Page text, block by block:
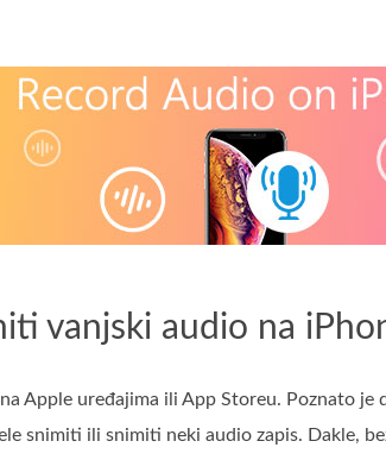
vanjski audio na
Apple uređajima ili App Storeu. Poznato je
snimiti ili snimiti neki audio zapis. Dakle,